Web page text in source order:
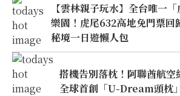
【雲林親子玩水】全台唯一
樂園！虎尾632高地免門票回
秘境一日遊懶人包
搭機告別落枕！阿聯酋航空
全球首創「U-Dream頭枕